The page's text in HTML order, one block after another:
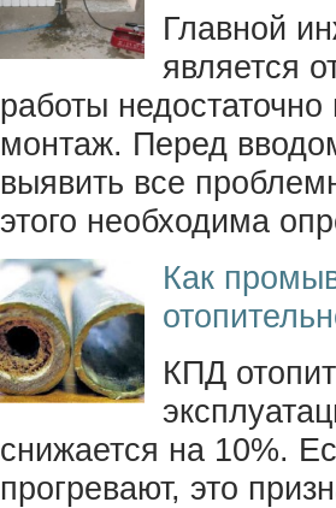
Главной
является
работы
монтаж. Перед
выявить все
этого необходима
Как
КПД
снижается на 10%.
прогревают, это